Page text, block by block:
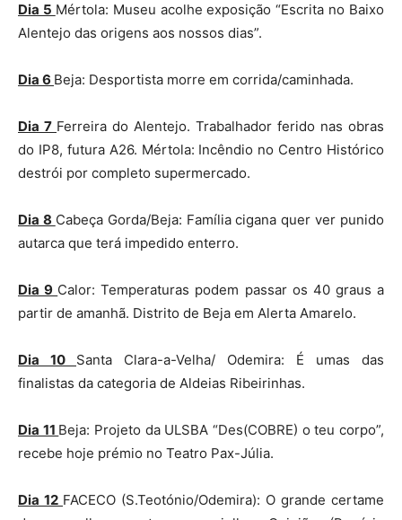
Dia 5 Mértola: Museu acolhe exposição “Escrita no Baixo
Alentejo das origens aos nossos dias”.
Dia 6 Beja: Desportista morre em corrida/caminhada.
Dia 7 Ferreira do Alentejo. Trabalhador ferido nas obras
do IP8, futura A26. Mértola: Incêndio no Centro Histórico
destrói por completo supermercado.
Dia 8 Cabeça Gorda/Beja: Família cigana quer ver punido
autarca que terá impedido enterro.
Dia 9 Calor: Temperaturas podem passar os 40 graus a
partir de amanhã. Distrito de Beja em Alerta Amarelo.
Dia 10 Santa Clara-a-Velha/ Odemira: É umas das
finalistas da categoria de Aldeias Ribeirinhas.
Dia 11 Beja: Projeto da ULSBA “Des(COBRE) o teu corpo”,
recebe hoje prémio no Teatro Pax-Júlia.
Dia 12 FACECO (S.Teotónio/Odemira): O grande certame